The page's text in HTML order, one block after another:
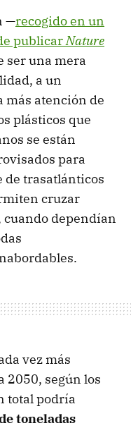
—recogido en un
publicarNature
ser una mera
a un
más atención de
plásticos que
se están
para
de trasatlánticos
cruzar
cuando dependían
vez más
2050, según los
total podría
toneladas